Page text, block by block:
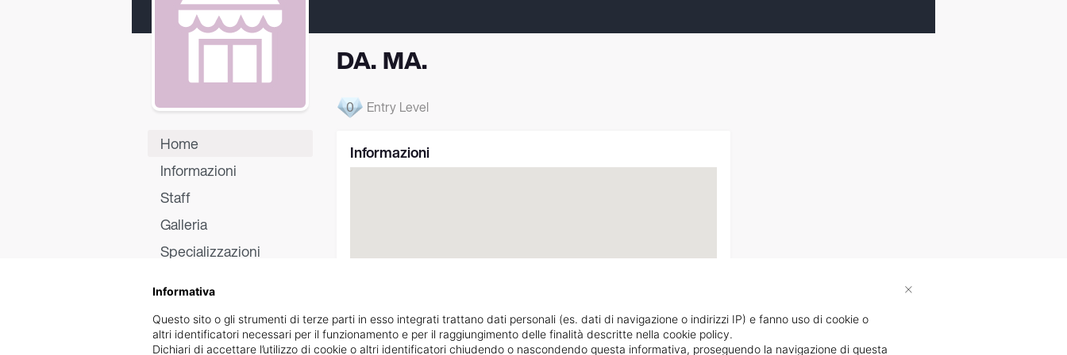
Home
Informazioni
Staff
Galleria
Specializzazioni
DA. MA.
0 Entry Level
Informazioni
1/3, v. Cesena Indicazioni stradali
Informativa
Questo sito o gli strumenti di terze parti in esso integrati trattano dati personali (es. dati di navigazione o indirizzi IP) e fanno uso di cookie o
altri identificatori necessari per il funzionamento e per il raggiungimento delle finalità descritte nella cookie policy.
Dichiari di accettare l’utilizzo di cookie o altri identificatori chiudendo o nascondendo questa informativa, proseguendo la navigazione di questa
×